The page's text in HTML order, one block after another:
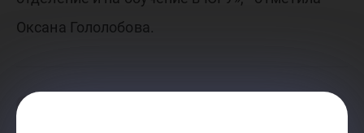
Оксана Гололобова.